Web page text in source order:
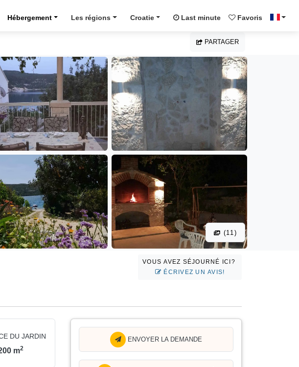
Hébergement Les régions Croatie Last minute Favoris
PARTAGER
(11)
VOUS AVEZ SÉJOURNÉ ICI?
ÉCRIVEZ UN AVIS!
DU JARDIN
m2
ENVOYER LA DEMANDE